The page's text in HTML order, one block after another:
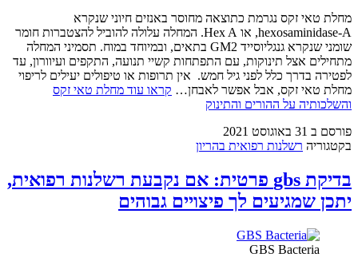
מחלת טאי זקס נגרמת כתוצאה מחוסר באנזים חיוני שנקרא
hexosaminidase-A, או Hex A. המחלה עלולה להוביל להצטברות חומר
שומני שנקרא גנגליוסייד GM2 בתאים, ובמיוחד במוח. תסמיני המחלה
מתחילים אצל תינוקות, עם התפתחות קשיי תנועה, התקפים ועיוורון, עד
לפטירה בדרך כלל לפני גיל חמש. אין תרופות או טיפולים יעילים לריפוי
מחלת טאי זקס, אבל אפשר לאבחן… קראו עוד מחלת טאי זקס
והשלכותיה על ההורים והתינוק
פורסם ב 31 באוגוסט 2021
בקטגוריה רשלנות רפואית בהריון
בדיקת gbs פרטית: אם נקבעת רשלנות רפואית,
יתכן שמגיעים לך פיצויים גבוהים
GBS Bacteria